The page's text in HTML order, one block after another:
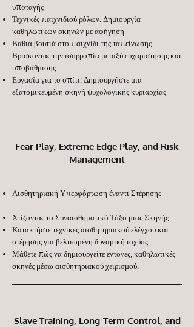
υποταγής
Τεχνικές παιχνιδιού ρόλων: Δημιουργία
καθηλωτικών σκηνών με αφήγηση
Βαθιά βουτιά στο παιχνίδι της ταπείνωσης:
Βρίσκοντας την ισορροπία μεταξύ ευχαρίστησης και
υποβάθμισης
Εργασία για το σπίτι: Δημιουργήστε μια
εξατομικευμένη σκηνή ψυχολογικής κυριαρχίας
Fear Play, Extreme Edge Play, and Risk
Management
Αισθητηριακή Υπερφόρτωση έναντι Στέρησης
Χτίζοντας το Συναισθηματικό Τόξο μιας Σκηνής
Κατακτήστε τεχνικές αισθητηριακού ελέγχου και
στέρησης για βελτιωμένη δυναμική ισχύος.
Μάθετε πώς να δημιουργείτε έντονες, καθηλωτικές
σκηνές μέσω αισθητηριακού χειρισμού.
Slave Training, Long-Term Control, and